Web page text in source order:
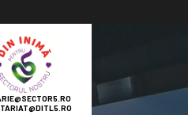
SECTOR
5